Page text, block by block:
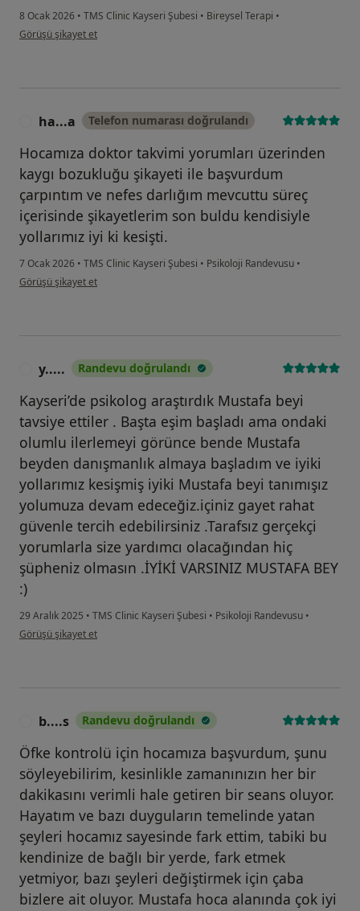
8 Ocak 2026 • TMS Clinic Kayseri Şubesi • Bireysel Terapi •
kullanıcının görüşüne göre hi...r
Görüşü şikayet et
ha...a Telefon numarası doğrulandı
Hocamıza doktor takvimi yorumları üzerinden
kaygı bozukluğu şikayeti ile başvurdum
çarpıntım ve nefes darlığım mevcuttu süreç
içerisinde şikayetlerim son buldu kendisiyle
yollarımız iyi ki kesişti.
7 Ocak 2026 • TMS Clinic Kayseri Şubesi • Psikoloji Randevusu •
kullanıcının görüşüne göre ha...a
Görüşü şikayet et
y..... Randevu doğrulandı
Kayseri’de psikolog araştırdık Mustafa beyi
tavsiye ettiler . Başta eşim başladı ama ondaki
olumlu ilerlemeyi görünce bende Mustafa
beyden danışmanlık almaya başladım ve iyiki
yollarımız kesişmiş iyiki Mustafa beyi tanımışız
yolumuza devam edeceğiz.içiniz gayet rahat
güvenle tercih edebilirsiniz .Tarafsız gerçekçi
yorumlarla size yardımcı olacağından hiç
şüpheniz olmasın .İYİKİ VARSINIZ MUSTAFA BEY
:)
29 Aralık 2025 • TMS Clinic Kayseri Şubesi • Psikoloji Randevusu •
kullanıcının görüşüne göre y.....
Görüşü şikayet et
b....s Randevu doğrulandı
Öfke kontrolü için hocamıza başvurdum, şunu
söyleyebilirim, kesinlikle zamanınızın her bir
dakikasını verimli hale getiren bir seans oluyor.
Hayatım ve bazı duyguların temelinde yatan
şeyleri hocamız sayesinde fark ettim, tabiki bu
kendinize de bağlı bir yerde, fark etmek
yetmiyor, bazı şeyleri değiştirmek için çaba
bizlere ait oluyor. Mustafa hoca alanında çok iyi